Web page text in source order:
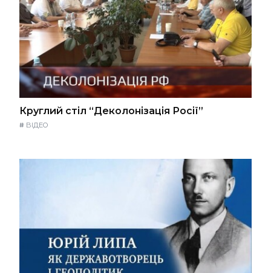
Круглий стіл “Деколонізація Росії”
# ВІДЕО